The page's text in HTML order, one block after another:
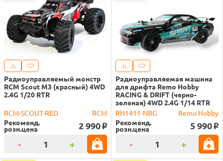
Радиоуправляемый монстр
RCM Scout M3 (красный) 4WD
2.4G 1/20 RTR
RCM-SCOUT-RED
RCM
Рекоменд.
розн.цена 2 990 o
- +
Радиоуправляемая машина
для дрифта Remo Hobby
RACING & DRIFT (черно-
зеленая) 4WD 2.4G 1/14 RTR
RH1411-NBG
Remo Hobby
Рекоменд.
розн.цена 5 990 o
- +